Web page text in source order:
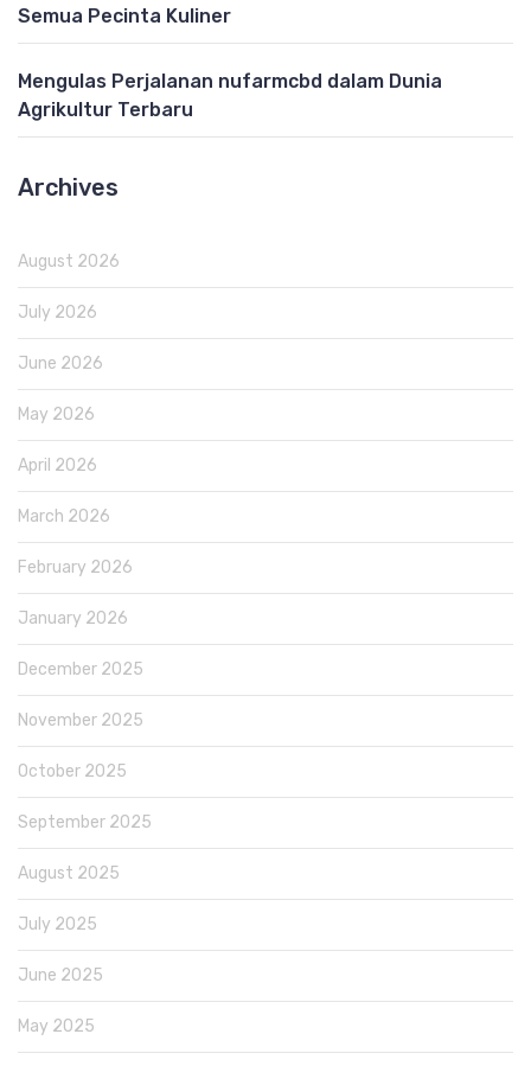
Semua Pecinta Kuliner
Mengulas Perjalanan nufarmcbd dalam Dunia
Agrikultur Terbaru
Archives
August 2026
July 2026
June 2026
May 2026
April 2026
March 2026
February 2026
January 2026
December 2025
November 2025
October 2025
September 2025
August 2025
July 2025
June 2025
May 2025